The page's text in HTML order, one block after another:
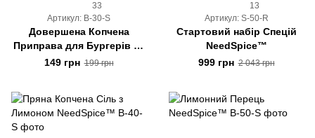
33
Артикул: B-30-S
Довершена Копчена
Приправа для Бургерів та
М'яса NeedSpice™
149 грн 199 грн
13
Артикул: S-50-R
Стартовий набір Спецій
NeedSpice™
999 грн 2 043 грн